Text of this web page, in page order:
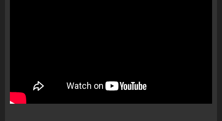
1
tentuan t’i fusin në Shqipëri të
padeklaruara
AUGUST 8, 2026